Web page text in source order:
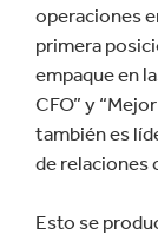
operaciones
primera
empaque en
CFO” y
también es
de relaciones
Esto se